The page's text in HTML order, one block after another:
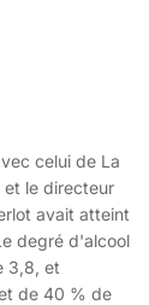
celui de La
le directeur
avait atteint
degré d'alcool
3,8, et
de 40 % de